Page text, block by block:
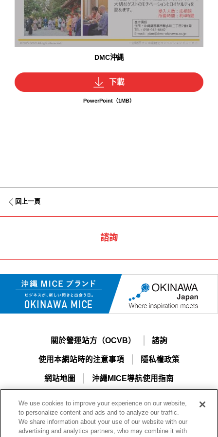
DMC沖縄
下載
PowerPoint（1MB）
回上一頁
諮詢
關於營運站方（OCVB） 諮詢
使用本網站時的注意事項 隱私權政策
網站地圖 沖繩MICE導航使用指南
We use cookies to improve your experience on our website,
to personalize content and ads and to analyze our traffic.
We share information about your use of our website with our
advertising and analytics partners, who may combine it with